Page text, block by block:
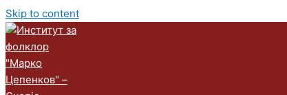
Skip to content